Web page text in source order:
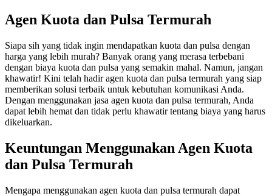
Agen Kuota dan Pulsa Termurah
Siapa sih yang tidak ingin mendapatkan kuota dan pulsa dengan
harga yang lebih murah? Banyak orang yang merasa terbebani
dengan biaya kuota dan pulsa yang semakin mahal. Namun, jangan
khawatir! Kini telah hadir agen kuota dan pulsa termurah yang siap
memberikan solusi terbaik untuk kebutuhan komunikasi Anda.
Dengan menggunakan jasa agen kuota dan pulsa termurah, Anda
dapat lebih hemat dan tidak perlu khawatir tentang biaya yang harus
dikeluarkan.
Keuntungan Menggunakan Agen Kuota
dan Pulsa Termurah
Mengapa menggunakan agen kuota dan pulsa termurah dapat